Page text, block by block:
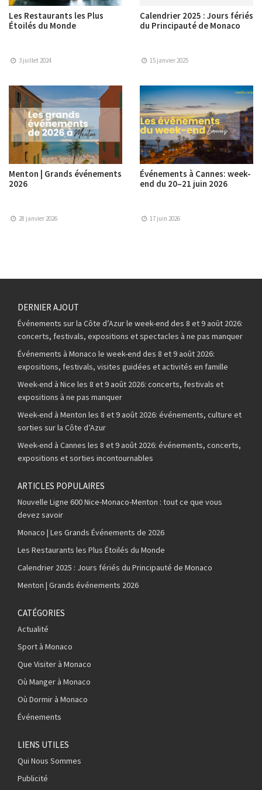
Les Restaurants les Plus
Étoilés du Monde
3 juillet 2024
Calendrier 2025 : Jours fériés
du Principauté de Monaco
15 janvier 2025
Menton | Grands événements
2026
28 janvier 2026
Événements à Cannes: week-
end du 20–21 juin 2026
17 juin 2026
DERNIER AJOUT
Événements sur la Côte d’Azur le week-end des 8 et 9 août 2026:
concerts, festivals, expositions et spectacles à ne pas manquer
Événements à Monaco le week-end des 8 et 9 août 2026:
expositions, festivals, visites guidées et activités en famille
Week-end à Nice les 8 et 9 août 2026: concerts, festivals et
expositions à ne pas manquer
Week-end à Menton les 8 et 9 août 2026: événements, culture et
sorties sur la Côte d’Azur
Week-end à Cannes les 8 et 9 août 2026: événements, concerts,
expositions et sorties incontournables
ARTICLES POPULAIRES
Nouvelle Ligne 600 Nice-Monaco-Menton : tout ce que vous
devez savoir
Monaco | Les Grands Événements de 2026
Les Restaurants les Plus Étoilés du Monde
Calendrier 2025 : Jours fériés du Principauté de Monaco
Menton | Grands événements 2026
CATÉGORIES
Actualité
Sport à Monaco
Que Visiter à Monaco
Où Manger à Monaco
Où Dormir à Monaco
Événements
LIENS UTILES
Qui Nous Sommes
Publicité